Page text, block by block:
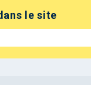
le site